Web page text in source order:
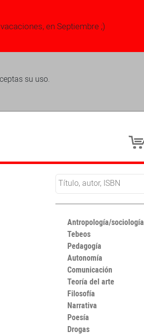
en Septiembre ;)
su uso.
Antropología/sociología
Tebeos
Pedagogía
Autonomía
Comunicación
Teoría del arte
Filosofía
Narrativa
Poesía
Drogas